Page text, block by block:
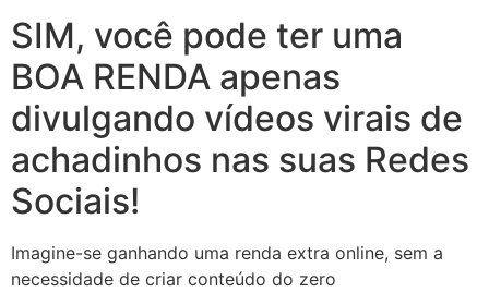
SIM, você pode ter uma
BOA RENDA apenas
divulgando vídeos virais de
achadinhos nas suas Redes
Sociais!
Imagine-se ganhando uma renda extra online, sem a
necessidade de criar conteúdo do zero